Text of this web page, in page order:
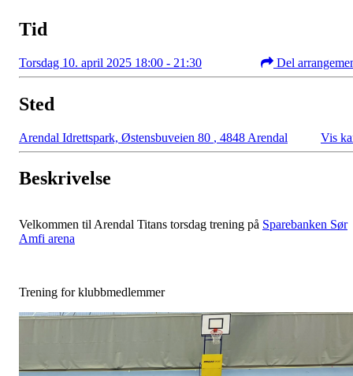
Tid
Torsdag 10. april 2025 18:00 - 21:30 Del
Sted
Arendal Idrettspark, Østensbuveien 80 , 4848 Arendal Vis
Beskrivelse
Velkommen til Arendal Titans torsdag trening på Sparebanken Sør
Amfi arena
Trening for klubbmedlemmer